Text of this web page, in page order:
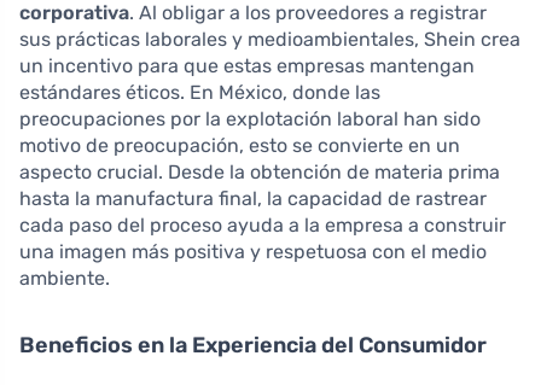
corporativa. Al obligar a los proveedores a registrar
sus prácticas laborales y medioambientales, Shein crea
un incentivo para que estas empresas mantengan
estándares éticos. En México, donde las
preocupaciones por la explotación laboral han sido
motivo de preocupación, esto se convierte en un
aspecto crucial. Desde la obtención de materia prima
hasta la manufactura final, la capacidad de rastrear
cada paso del proceso ayuda a la empresa a construir
una imagen más positiva y respetuosa con el medio
ambiente.
Beneficios en la Experiencia del Consumidor